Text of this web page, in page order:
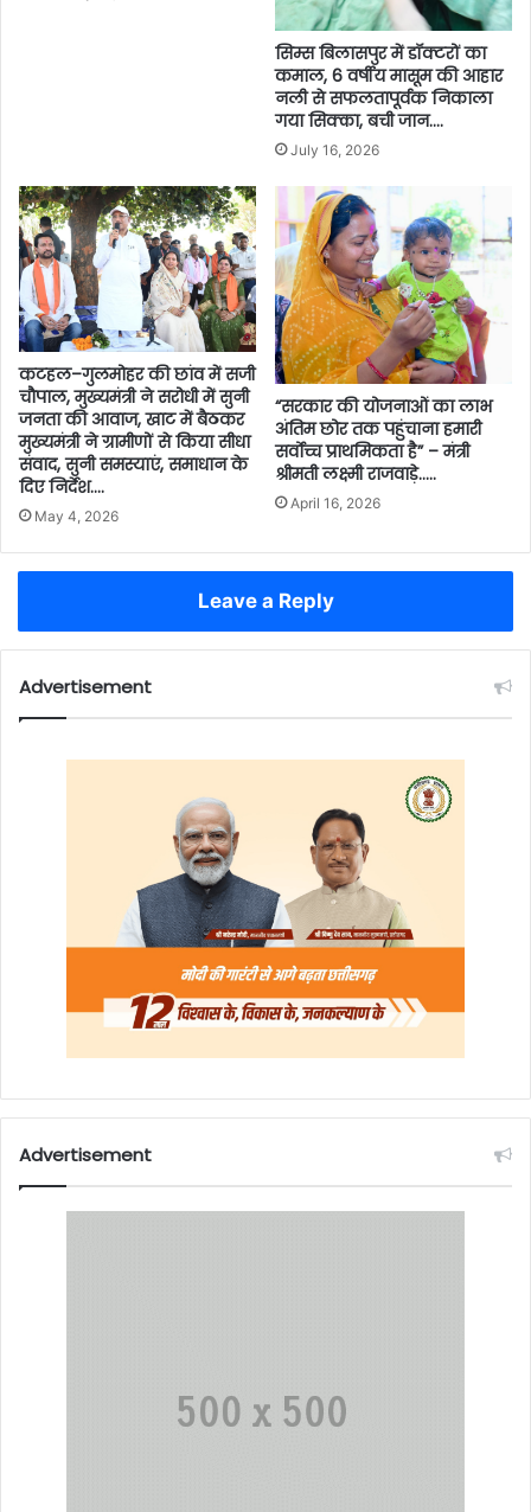
सिम्स बिलासपुर में डॉक्टरों का
कमाल, 6 वर्षीय मासूम की आहार
नली से सफलतापूर्वक निकाला
गया सिक्का, बची जान….
July 16, 2026
कटहल–गुलमोहर की छांव में सजी
चौपाल, मुख्यमंत्री ने सरोधी में सुनी
जनता की आवाज, खाट में बैठकर
मुख्यमंत्री ने ग्रामीणों से किया सीधा
संवाद, सुनी समस्याएं, समाधान के
दिए निर्देश….
May 4, 2026
“सरकार की योजनाओं का लाभ
अंतिम छोर तक पहुंचाना हमारी
सर्वोच्च प्राथमिकता है” – मंत्री
श्रीमती लक्ष्मी राजवाड़े…..
April 16, 2026
Leave a Reply
Advertisement
Advertisement